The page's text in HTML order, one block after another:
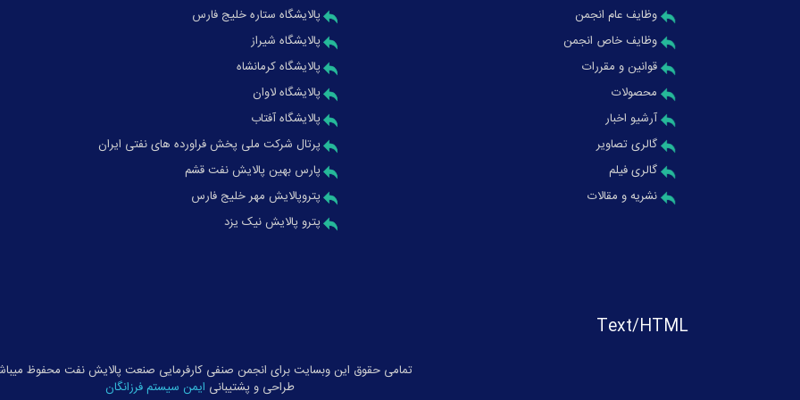
پالایشگاه ستاره خلیج فارس
پالایشگاه شیراز
پالایشگاه کرمانشاه
پالایشگاه لاوان
پالایشگاه آفتاب
پرتال شرکت ملی پخش فراورده های نفتی ایران
پارس بهین پالایش نفت قشم
پتروپالایش مهر خلیج فارس
پترو پالایش نیک یزد
وظایف عام انجمن
وظایف خاص انجمن
قوانین و مقررات
محصولات
آرشیو اخبار
گالری تصاویر
گالری فیلم
نشریه و مقالات
Text/HTML
تمامی حقوق این وبسایت برای انجمن صنفی کارفرمایی صنعت پالایش نفت محفوظ
طراحی و پشتیبانی ایمن سیستم فرزانگان